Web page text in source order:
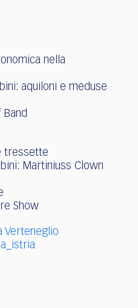
nella
aquiloni e meduse
Band
tressette
Martiniuss Clown
Show
Verteneglio